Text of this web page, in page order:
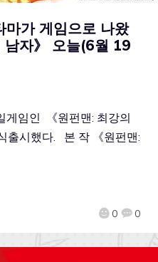
가 게임으로 나왔
남자》 오늘(6월 19
0 0
게임인 《원펀맨: 최강의
출시했다. 본 작 《원펀맨: